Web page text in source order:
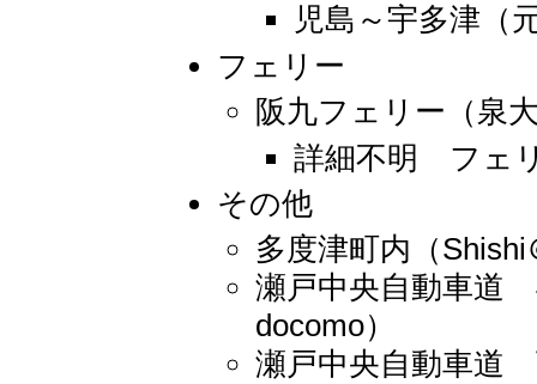
児島～宇多津（
フェリー
阪九フェリー（泉
詳細不明 フェ
その他
多度津町内（Shishi
瀬戸中央自動車道
docomo）
瀬戸中央自動車道